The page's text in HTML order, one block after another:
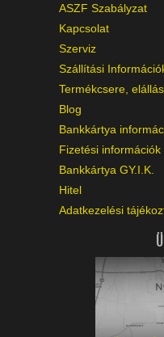
ASZF Szabályzat
Kapcsolat
Szerviz
Szállítási
Termékcsere,
Blog
Bankkártya
Fizetési információk
Bankkártya GY.I.K.
Hitel
Adatkezelési